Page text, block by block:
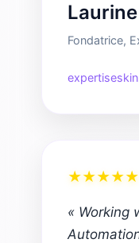
Laurine
Fondatrice,
★★★★★
« Working